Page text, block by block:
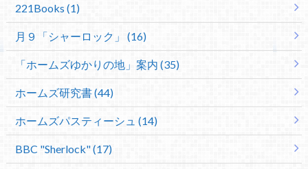
221Books (1)
月９「シャーロック」 (16)
「ホームズゆかりの地」案内 (35)
ホームズ研究書 (44)
ホームズパスティーシュ (14)
BBC "Sherlock" (17)